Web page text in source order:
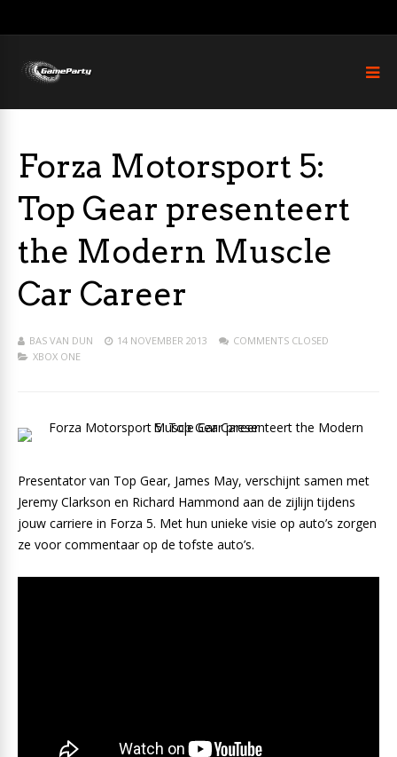
Forza Motorsport 5:
Top Gear presenteert
the Modern Muscle
Car Career
BAS VAN DUN 14 NOVEMBER 2013
COMMENTS CLOSED
XBOX ONE
Presentator van Top Gear, James May, verschijnt samen met
Jeremy Clarkson en Richard Hammond aan de zijlijn tijdens
jouw carriere in Forza 5. Met hun unieke visie op auto’s zorgen
ze voor commentaar op de tofste auto’s.